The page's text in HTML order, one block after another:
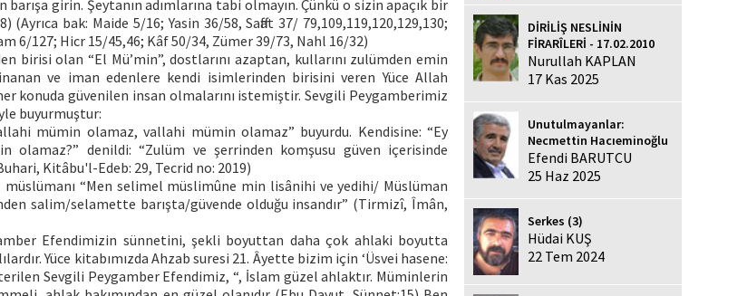
girin. Şeytanın adımlarına tabi olmayın. Çünkü o sizin apaçık bir
(Ayrıca bak: Maide 5/16; Yasin 36/58, Saffat 37/ 79,109,119,120,129,130;
6/127; Hicr 15/45,46; Kâf 50/34, Zümer 39/73, Nahl 16/32)
birisi olan “El Mü’min”, dostlarını azaptan, kullarını zulümden emin
ve iman edenlere kendi isimlerinden birisini veren Yüce Allah
konuda güvenilen insan olmalarını istemiştir. Sevgili Peygamberimiz
buyurmuştur:
mümin olamaz, vallahi mümin olamaz” buyurdu. Kendisine: “Ey
olamaz?” denildi: “Zulüm ve şerrinden komşusu güven içerisinde
Kitâbu'l-Edeb: 29, Tecrid no: 2019)
“Men selimel müslimûne min lisânihi ve yedihi/ Müslüman
salim/selamette barışta/güvende olduğu insandır” (Tirmizî, Îmân,
Efendimizin sünnetini, şekli boyuttan daha çok ahlaki boyutta
Yüce kitabımızda Ahzab suresi 21. Âyette bizim için ‘Üsvei hasene:
Sevgili Peygamber Efendimiz, “, İslam güzel ahlaktır. Müminlerin
DİRİLİŞ NESLİNİN
FİRARÎLERİ - 17.02.2010
Nurullah KAPLAN
17 Kas 2025
Unutulmayanlar:
Necmettin Hacıeminoğlu
Efendi BARUTCU
25 Haz 2025
Serkes (3)
Hüdai KUŞ
22 Tem 2024